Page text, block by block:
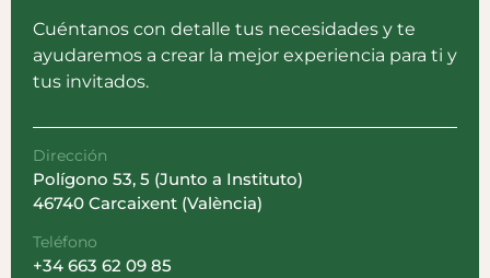
Cuéntanos con detalle tus necesidades y te
ayudaremos a crear la mejor experiencia para ti y
tus invitados.
Dirección
Polígono 53, 5 (Junto a Instituto)
46740 Carcaixent (València)
Teléfono
+34 663 62 09 85